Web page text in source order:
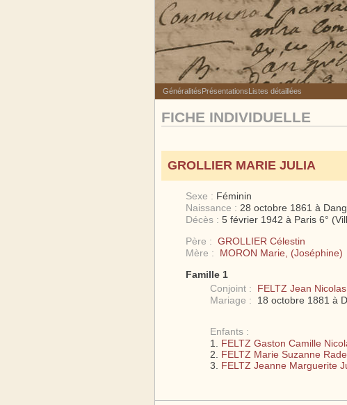
Généralités Présentations Listes détaillées
FICHE INDIVIDUELLE
GROLLIER MARIE JULIA
Sexe : Féminin
Naissance : 28 octobre 1861 à
Décès : 5 février 1942 à Paris 6°
Père : GROLLIER Célestin
Mère :
MORON Marie, (Joséphine)
Famille 1
Conjoint :
FELTZ Jean Nicolas
Mariage :
18 octobre 1881 à
Enfants :
FELTZ Gaston Camille
FELTZ Marie Suzanne
FELTZ Jeanne Marguerite